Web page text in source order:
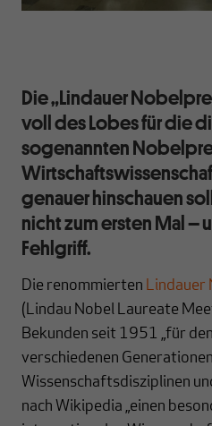
Die „Lindauer
voll des Lobes für die
sogenannten
genauer hinschauen
nicht zum ersten Mal –
Fehlgriff.
Die renommierten Lindauer
(Lindau Nobel Laureate
Bekunden seit 1951 „für
verschiedenen
Wissenschaftsdisziplinen
nach Wikipedia „einen